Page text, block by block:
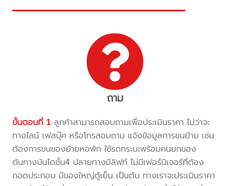
ถาม
ขั้นตอนที่ 1 ลูกค้าสามารถสอบถามเพื่อประเมินราคา ไม่ว่าจะ
ทางไลน์ เฟสบุ๊ค หรือโทรสอบถาม แจ้งข้อมูลการขนย้าย เช่น
ต้องการขนของย้ายหอพัก ใช้รถกระบะพร้อมคนยกของ
ต้นทางบันไดชั้น4 ปลายทางมีลิฟท์ ไม่มีเฟอร์นิเจอร์ที่ต้อง
ถอดประกอบ มีของใหญ่ตู้เย็น เป็นต้น ทางเราจะประเมินราคา